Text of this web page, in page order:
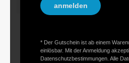
anmelden
* Der Gutschein ist ab einem
einlösbar. Mit der Anmeldung
Datenschutzbestimmungen. Alle